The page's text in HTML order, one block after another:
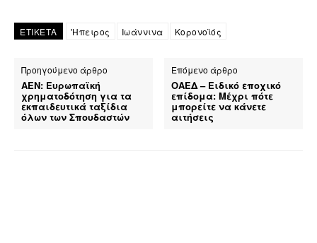
ΕΤΙΚΕΤΑ 'Ηπειρος Ιωάννινα Κορονοϊός
Προηγούμενο άρθρο
ΑΕΝ: Ευρωπαϊκή
χρηματοδότηση για τα
εκπαιδευτικά ταξίδια
όλων των Σπουδαστών
Επόμενο άρθρο
ΟΑΕΔ – Ειδικό εποχικό
επίδομα: Μέχρι πότε
μπορείτε να κάνετε
αιτήσεις